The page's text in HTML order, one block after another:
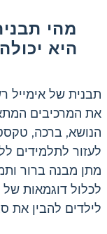
מהי
היא
תבנית של אימייל
את המרכיבים
הנושא, ברכה,
לעזור לתלמידים
מתן מבנה ברור
לכלול דוגמאות של
לילדים להבין את